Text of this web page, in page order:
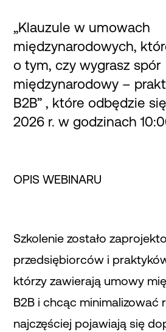
„Klauzule w umowach
międzynarodowych,
o tym, czy wygrasz spór
międzynarodowy –
B2B” , które odbędzie
2026 r. w godzinach
OPIS WEBINARU
Szkolenie zostało
przedsiębiorców i
którzy zawierają umowy
B2B i chcąc minimalizować
najczęściej pojawiają się